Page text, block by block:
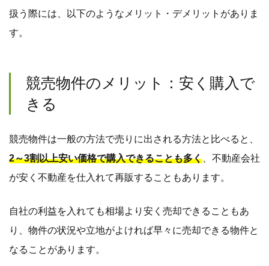
扱う際には、以下のようなメリット・デメリットがありま
す。
競売物件のメリット：安く購入で
きる
競売物件は一般の方法で売りに出される方法と比べると、
2～3割以上安い価格で購入できることも多く 、不動産会社
が安く不動産を仕入れて再販することもあります。
自社の利益を入れても相場より安く売却できることもあ
り、物件の状況や立地がよければ早々に売却できる物件と
なることがあります。